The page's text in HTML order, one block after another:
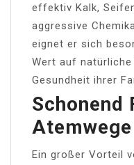
effektiv Kalk,
aggressive
eignet er sich
Wert auf natürliche
Gesundheit ihrer
Schonend
Atemwege
Ein großer Vorteil